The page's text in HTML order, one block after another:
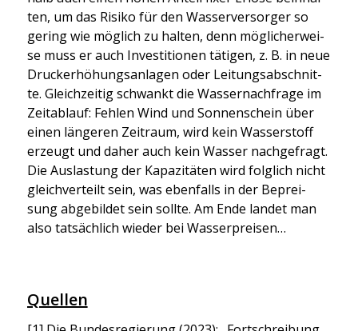
ten, um das Risi­ko für den Was­ser­ver­sor­ger so
gering wie mög­lich zu hal­ten, denn mög­li­cher­wei­
se muss er auch Inves­ti­tio­nen täti­gen, z. B. in neue
Druck­erhö­hungs­an­la­gen oder Lei­tungs­ab­schnit­
te. Gleich­zei­tig schwankt die Was­ser­nach­fra­ge im
Zeit­ab­lauf: Feh­len Wind und Son­nen­schein über
einen län­ge­ren Zeit­raum, wird kein Was­ser­stoff
erzeugt und daher auch kein Was­ser nach­ge­fragt.
Die Aus­las­tung der Kapa­zi­tä­ten wird folg­lich nicht
gleich­ver­teilt sein, was eben­falls in der Beprei­
sung abge­bil­det sein soll­te. Am Ende lan­det man
also tat­säch­lich wie­der bei Was­ser­prei­sen…
Quellen